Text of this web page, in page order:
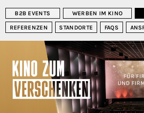
B2B EVENTS WERBEN IM KINO
REFERENZEN STANDORTE FAQS